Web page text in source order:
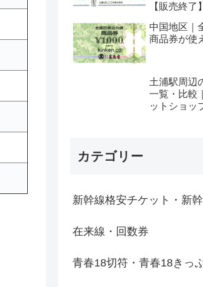
【販売終了】
中国地区｜
商品券が使
土浦駅周辺
一覧・比較
ットショッ
カテゴリー
新幹線格安チケット・新
在来線・回数券
青春18切符・青春18きっ